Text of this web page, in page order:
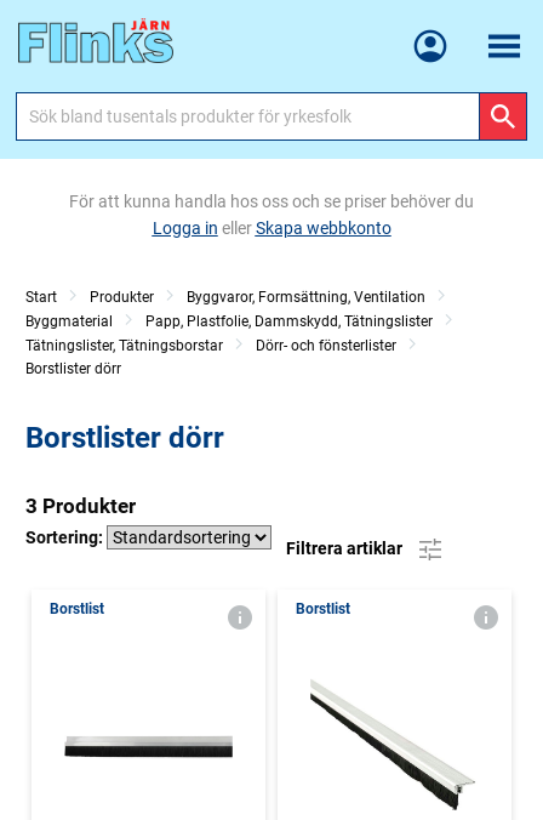
Meny
För att kunna handla hos oss och se priser behöver du
Logga in ellerSkapa webbkonto
Start Produkter
Byggvaror, Formsättning, Ventilation
Byggmaterial
Papp, Plastfolie, Dammskydd, Tätningslister
Tätningslister, Tätningsborstar
Dörr- och fönsterlister
Borstlister dörr
Borstlister dörr
3 Produkter
Sortering:
Filtrera artiklar
Borstlist Borstlist